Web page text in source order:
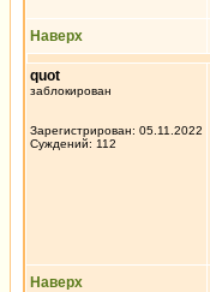
Наверх
quot
заблокирован
Зарегистрирован: 05.11.2022
Суждений: 112
Наверх